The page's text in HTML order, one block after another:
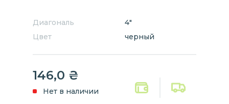
Диагональ
4"
Цвет
черный
146,0 ₴
Нет в наличии